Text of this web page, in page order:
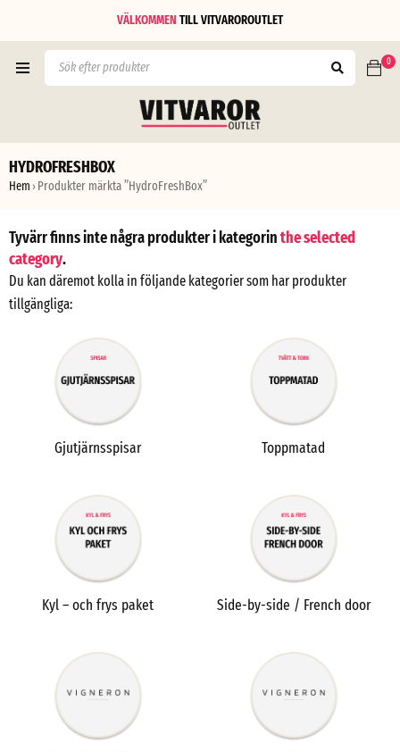
VÄLKOMMEN TILLVITVAROROUTLET
0
HYDROFRESHBOX
Hem › Produkter märkta ”HydroFreshBox”
Tyvärr finns inte några produkter i kategorinthe selected
category.
Du kan däremot kolla in följande kategorier som har produkter
tillgängliga:
Gjutjärnsspisar Toppmatad
Kyl – och frys paket Side-by-side / French door